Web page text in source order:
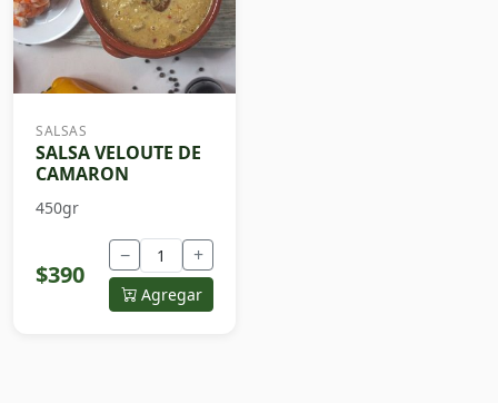
SALSAS
SALSA VELOUTE DE
CAMARON
450gr
$390
− +
Agregar